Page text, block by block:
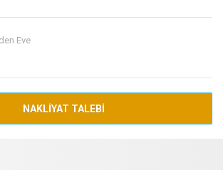
Eve
NAKLİYAT TALEBİ